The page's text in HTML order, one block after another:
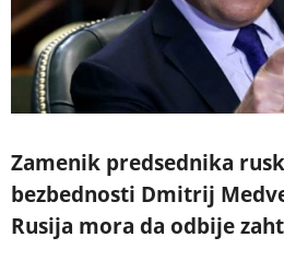
Zamenik predsednika
bezbednosti Dmitrij
Rusija mora da odbije